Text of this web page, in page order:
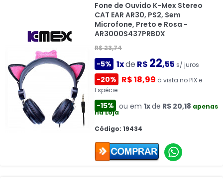
Fone de Ouvido K-Mex Stereo
CAT EAR AR30, PS2, Sem
Microfone, Preto e Rosa -
AR3000S437PRB0X
R$ 23,74
-5% 1xde R$ 22,55 s/ juros
-20% R$ 18,99 à vista no PIX e
Espécie
-15% ou em 1xde R$ 20,18 apenas
na Loja
Código: 19434